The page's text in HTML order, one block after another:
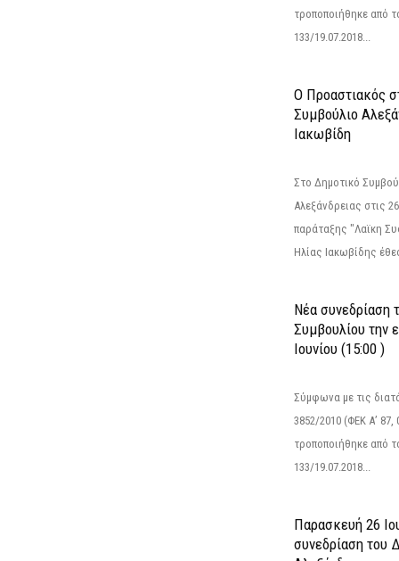
τροποποιήθηκε από
133/19.07.2018...
Ο Προαστιακός
Συμβούλιο
Ιακωβίδη
Στο Δημοτικό
Αλεξάνδρειας στις
παράταξης "Λαϊκη
Ηλίας Ιακωβίδης
Νέα συνεδρίαση
Συμβουλίου την
Ιουνίου (15:00 )
Σύμφωνα με τις
3852/2010 (ΦΕΚ Α’ 87,
τροποποιήθηκε από
133/19.07.2018...
Παρασκευή 26
συνεδρίαση του